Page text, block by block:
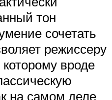
тон
сочетать
режиссеру
которому вроде
на самом деле